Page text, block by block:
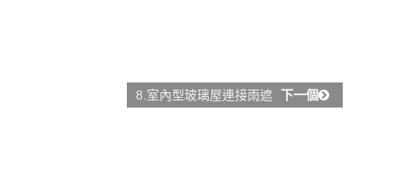
8.室內型玻璃屋連接雨遮 下一個